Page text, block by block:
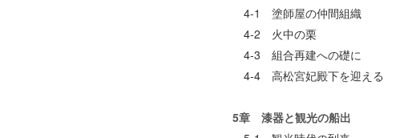
4-1 塗師屋の仲間組織
4-2 火中の栗
4-3 組合再建への礎に
4-4 高松宮妃殿下を迎える
5章 漆器と観光の船出